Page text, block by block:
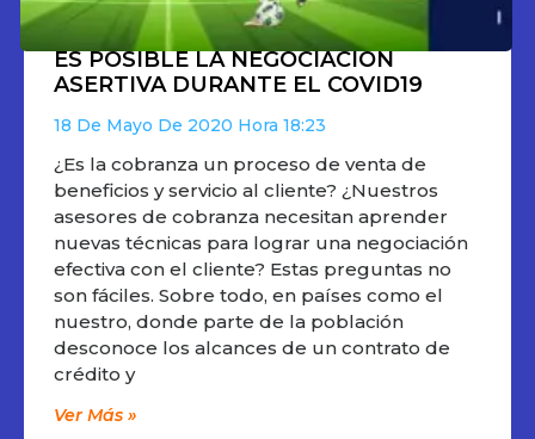
ES POSIBLE LA NEGOCIACIÓN
ASERTIVA DURANTE EL COVID19
18 De Mayo De 2020 18:23
¿Es la cobranza un proceso de venta de
beneficios y servicio al cliente? ¿Nuestros
asesores de cobranza necesitan aprender
nuevas técnicas para lograr una negociación
efectiva con el cliente? Estas preguntas no
son fáciles. Sobre todo, en países como el
nuestro, donde parte de la población
desconoce los alcances de un contrato de
crédito y
Ver Más »